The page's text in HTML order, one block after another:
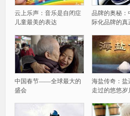
云上乐声：音乐是自闭症
儿童最美的表达
品牌的奥秘：
际化品牌的真
中国春节——全球最大的
盛会
海盐传奇：盐
走过的悠悠岁